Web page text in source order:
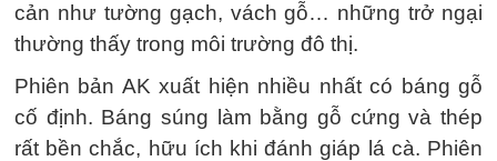
cản như tường gạch, vách gỗ… những trở ngại
thường thấy trong môi trường đô thị.
Phiên bản AK xuất hiện nhiều nhất có báng gỗ
cố định. Báng súng làm bằng gỗ cứng và thép
rất bền chắc, hữu ích khi đánh giáp lá cà. Phiên